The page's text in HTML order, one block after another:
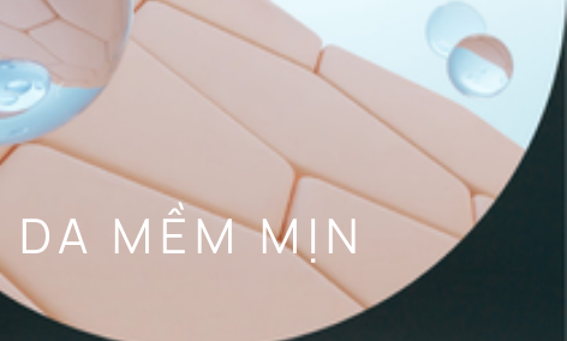
MỀM MỊN